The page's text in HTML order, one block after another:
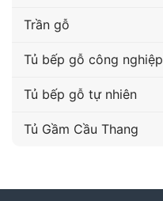
Trần gỗ
Tủ bếp gỗ công nghiệp
Tủ bếp gỗ tự nhiên
Tủ Gầm Cầu Thang